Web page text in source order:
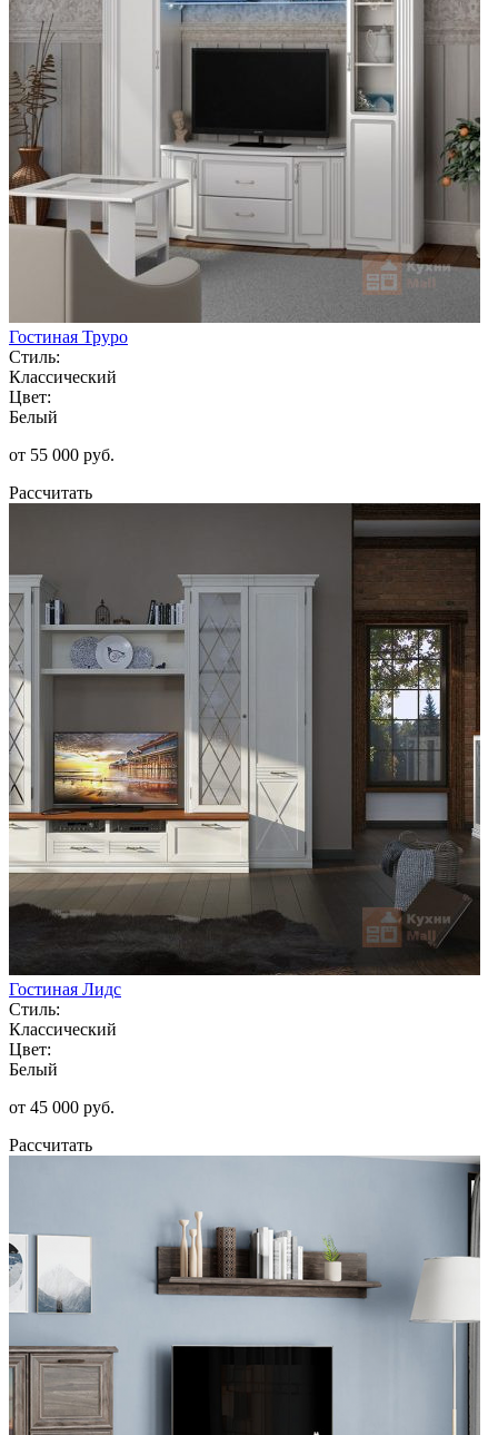
Гостиная Труро
Стиль:
Классический
Цвет:
Белый
от 55 000 руб.
Рассчитать
Гостиная Лидс
Стиль:
Классический
Цвет:
Белый
от 45 000 руб.
Рассчитать